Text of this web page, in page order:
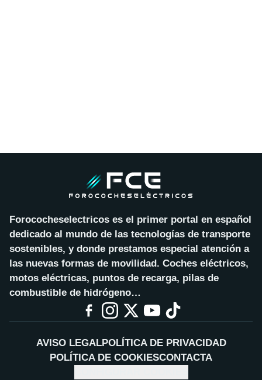
Forococheselectricos es el primer portal en español
dedicado al mundo de las tecnologías de transporte
sostenibles, y donde prestamos especial atención a
las nuevas formas de movilidad. Coches eléctricos,
motos eléctricas, puntos de recarga, pilas de
combustible de hidrógeno…
AVISO LEGALPOLÍTICA DE PRIVACIDAD
POLÍTICA DE COOKIESCONTACTA